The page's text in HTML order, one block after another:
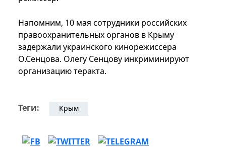
Напомним, 10 мая сотрудники российских
правоохранительных органов в Крыму
задержали украинского кинорежиссера
О.Сенцова. Олегу Сенцову инкриминируют
организацию теракта.
Теги: Крым